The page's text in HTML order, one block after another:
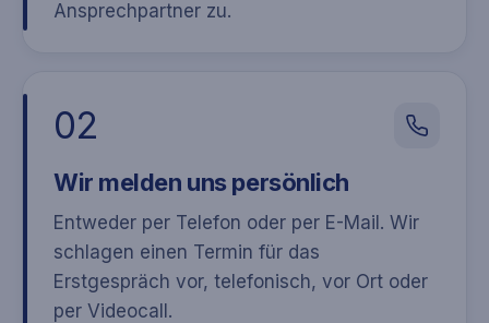
Ansprechpartner zu.
02
Wir melden uns persönlich
Entweder per Telefon oder per E-Mail. Wir
schlagen einen Termin für das
Erstgespräch vor, telefonisch, vor Ort oder
per Videocall.